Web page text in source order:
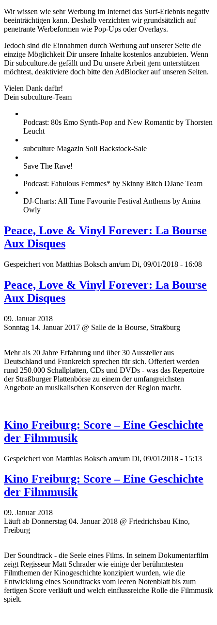
Wir wissen wie sehr Werbung im Internet das Surf-Erlebnis negativ
beeinträchtigen kann. Deshalb verzichten wir grundsätzlich auf
penetrante Werbeformen wie Pop-Ups oder Overlays.
Jedoch sind die Einnahmen durch Werbung auf unserer Seite die
einzige Möglichkeit Dir unsere Inhalte kostenlos anzubieten. Wenn
Dir subculture.de gefällt und Du unsere Arbeit gern unterstützen
möchtest, deaktiviere doch bitte den AdBlocker auf unseren Seiten.
Vielen Dank dafür!
Dein subculture-Team
Podcast: 80s Emo Synth-Pop and New Romantic by Thorsten
Leucht
subculture Magazin Soli Backstock-Sale
Save The Rave!
Podcast: Fabulous Femmes* by Skinny Bitch DJane Team
DJ-Charts: All Time Favourite Festival Anthems by Anina
Owly
Peace, Love & Vinyl Forever: La Bourse
Aux Disques
Gespeichert von Matthias Boksch am/um Di, 09/01/2018 - 16:08
Peace, Love & Vinyl Forever: La Bourse
Aux Disques
09. Januar 2018
Sonntag 14. Januar 2017 @ Salle de la Bourse, Straßburg
Mehr als 20 Jahre Erfahrung und über 30 Aussteller aus
Deutschland und Frankreich sprechen für sich. Offeriert werden
rund 250.000 Schallplatten, CDs und DVDs - was das Repertoire
der Straßburger Plattenbörse zu einem der umfangreichsten
Angebote an musikalischen Konserven der Region macht.
Kino Freiburg: Score – Eine Geschichte
der Filmmusik
Gespeichert von Matthias Boksch am/um Di, 09/01/2018 - 15:13
Kino Freiburg: Score – Eine Geschichte
der Filmmusik
09. Januar 2018
Läuft ab Donnerstag 04. Januar 2018 @ Friedrichsbau Kino,
Freiburg
Der Soundtrack - die Seele eines Films. In seinem Dokumentarfilm
zeigt Regisseur Matt Schrader wie einige der berühmtesten
Filmthemen der Kinogeschichte konzipiert wurden, wie die
Entwicklung eines Soundtracks vom leeren Notenblatt bis zum
fertigen Score verläuft und welch einflussreiche Rolle die Filmmusik
spielt.